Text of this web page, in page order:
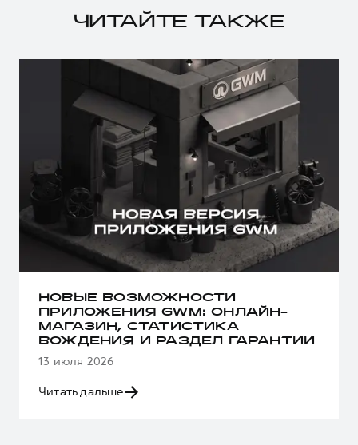
ЧИТАЙТЕ ТАКЖЕ
НОВЫЕ ВОЗМОЖНОСТИ
ПРИЛОЖЕНИЯ GWM: ОНЛАЙН-
МАГАЗИН, СТАТИСТИКА
ВОЖДЕНИЯ И РАЗДЕЛ ГАРАНТИИ
13 июля 2026
Читать дальше